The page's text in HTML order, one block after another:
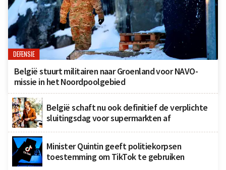
DEFENSIE
België stuurt militairen naar Groenland voor NAVO-
missie in het Noordpoolgebied
België schaft nu ook definitief de verplichte
sluitingsdag voor supermarkten af
Minister Quintin geeft politiekorpsen
toestemming om TikTok te gebruiken